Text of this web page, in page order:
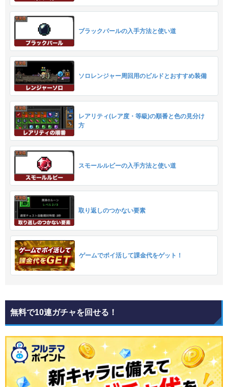
ブラックパールの入手方法と使い道
ソロレンジャー周回用のビルドとおすすめ装備
レアリティ(レア度・等級)の順番と色の見分け
方
スモールルビーの入手方法と使い道
取り返しのつかない要素
ゲームでポイ活して課金代をゲット！
無料で10連ガチャを回せる！